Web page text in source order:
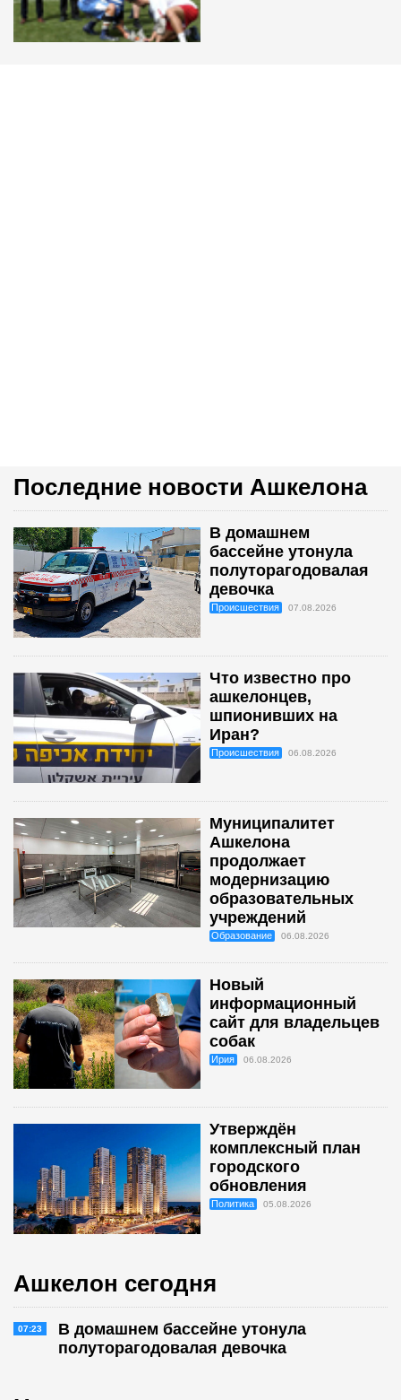
Последние новости Ашкелона
В домашнем
бассейне утонула
полуторагодовалая
девочка
Происшествия 07.08.2026
Что известно про
ашкелонцев,
шпионивших на
Иран?
Происшествия 06.08.2026
Муниципалитет
Ашкелона
продолжает
модернизацию
образовательных
учреждений
Образование 06.08.2026
Новый
информационный
сайт для владельцев
собак
Ирия 06.08.2026
Утверждён
комплексный план
городского
обновления
Политика 05.08.2026
Ашкелон сегодня
07:23
В домашнем бассейне утонула
полуторагодовалая девочка